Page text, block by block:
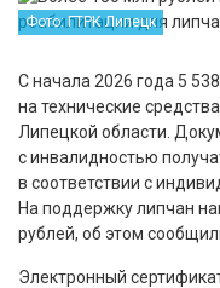
Фото: ГТРК Липецк
С начала 2026 года 5
на технические
Липецкой области.
с инвалидностью
в соответствии с
На поддержку липчан
рублей, об этом
Электронный